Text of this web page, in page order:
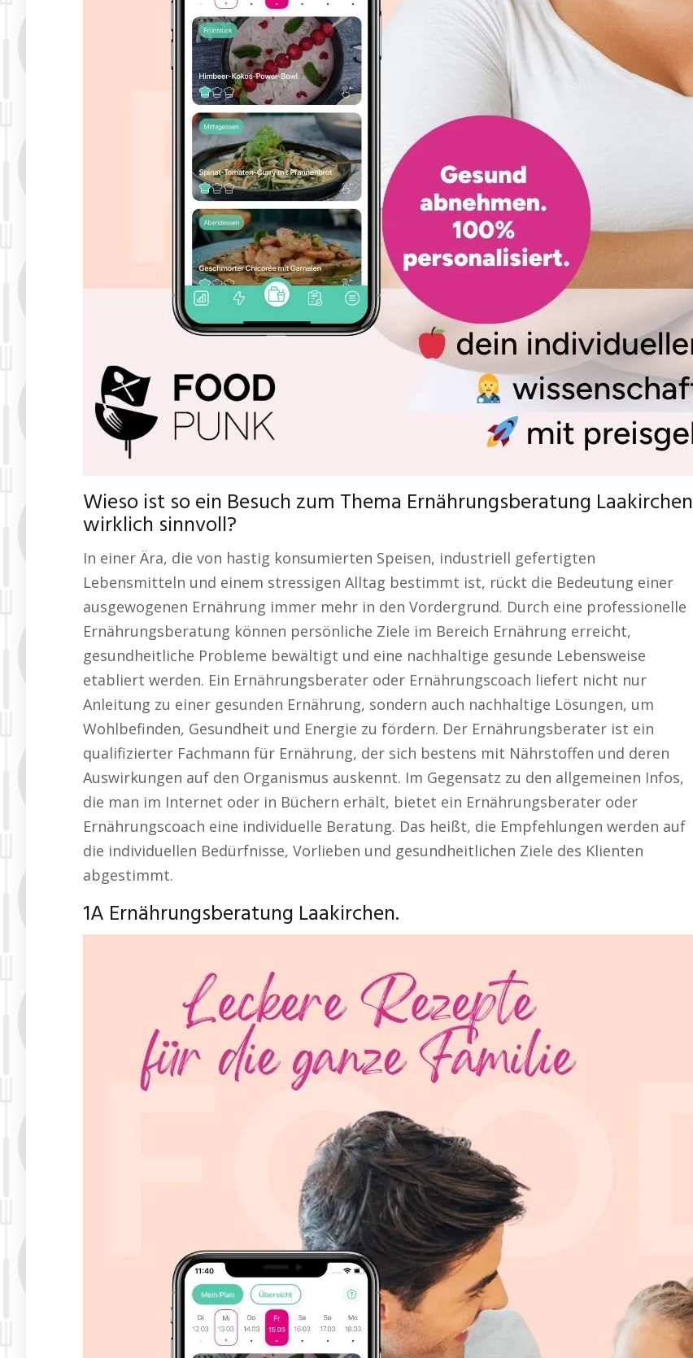
Wieso ist so ein Besuch zum Thema Ernährungsberatung Laakirchen
wirklich sinnvoll?
In einer Ära, die von hastig konsumierten Speisen, industriell gefertigten
Lebensmitteln und einem stressigen Alltag bestimmt ist, rückt die Bedeutung einer
ausgewogenen Ernährung immer mehr in den Vordergrund. Durch eine professionelle
Ernährungsberatung können persönliche Ziele im Bereich Ernährung erreicht,
gesundheitliche Probleme bewältigt und eine nachhaltige gesunde Lebensweise
etabliert werden. Ein Ernährungsberater oder Ernährungscoach liefert nicht nur
Anleitung zu einer gesunden Ernährung, sondern auch nachhaltige Lösungen, um
Wohlbefinden, Gesundheit und Energie zu fördern. Der Ernährungsberater ist ein
qualifizierter Fachmann für Ernährung, der sich bestens mit Nährstoffen und deren
Auswirkungen auf den Organismus auskennt. Im Gegensatz zu den allgemeinen Infos,
die man im Internet oder in Büchern erhält, bietet ein Ernährungsberater oder
Ernährungscoach eine individuelle Beratung. Das heißt, die Empfehlungen werden auf
die individuellen Bedürfnisse, Vorlieben und gesundheitlichen Ziele des Klienten
abgestimmt.
1A Ernährungsberatung Laakirchen.